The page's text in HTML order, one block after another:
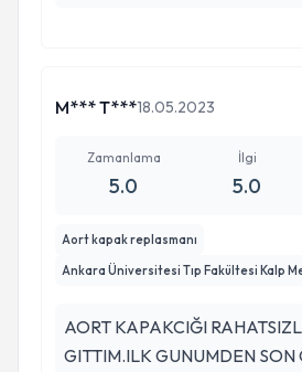
Ahmet Rüçhan bey doğru tanı
açıklamalarda bulundu. Eğer
babam ameliyat olmuş
miktarda bedel ödemiş
Kalp ve damar konusunda
rahatsızlığınız varsa Ahmet
M*** T***18.05.2023
Zamanlama
5.0
İlgi
5.0
Aort kapak replasmanı
Ankara Üniversitesi Tıp Fakültesi Kalp
AORT KAPAKCIĞI
GITTIM.ILK GUNUMDEN SON